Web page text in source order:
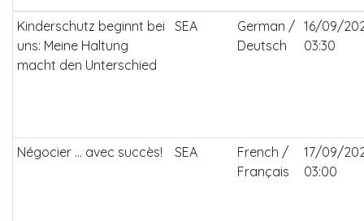
Kinderschutz beginnt bei
uns: Meine Haltung
macht den Unterschied
SEA
German /
Deutsch
16/09/
03:30
Négocier ... avec succès! SEA
French /
Français
17/09/
03:00